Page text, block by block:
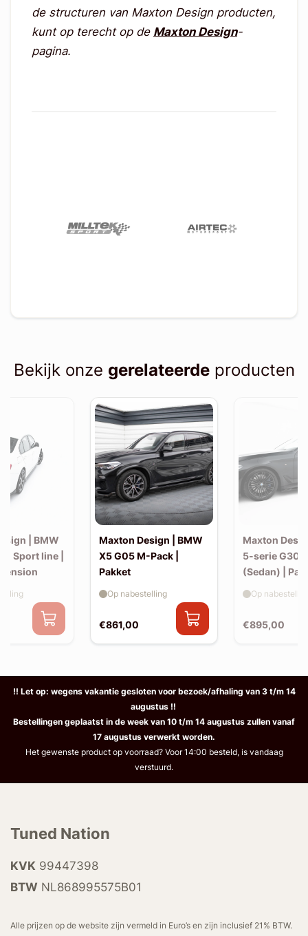
de structuren van Maxton Design producten,
kunt op terecht op de Maxton Design-
pagina.
Bekijk onze gerelateerdeproducten
| BMW
Sport line |
Maxton Design | BMW
X5 G05 M-Pack |
Pakket
€861,00
Op nabestelling
Maxton
5-serie G30
(Sedan) |
€895,00
Op
!! Let op: wegens vakantie gesloten voor bezoek/afhaling van 3 t/m 14
augustus !!
Bestellingen geplaatst in de week van 10 t/m 14 augustus zullen vanaf
17 augustus verwerkt worden.
Het gewenste product op voorraad? Voor 14:00 besteld, is vandaag
verstuurd.
Tuned Nation
KVK 99447398
BTW NL868995575B01
Alle prijzen op de website zijn vermeld in Euro’s en zijn inclusief 21% BTW.